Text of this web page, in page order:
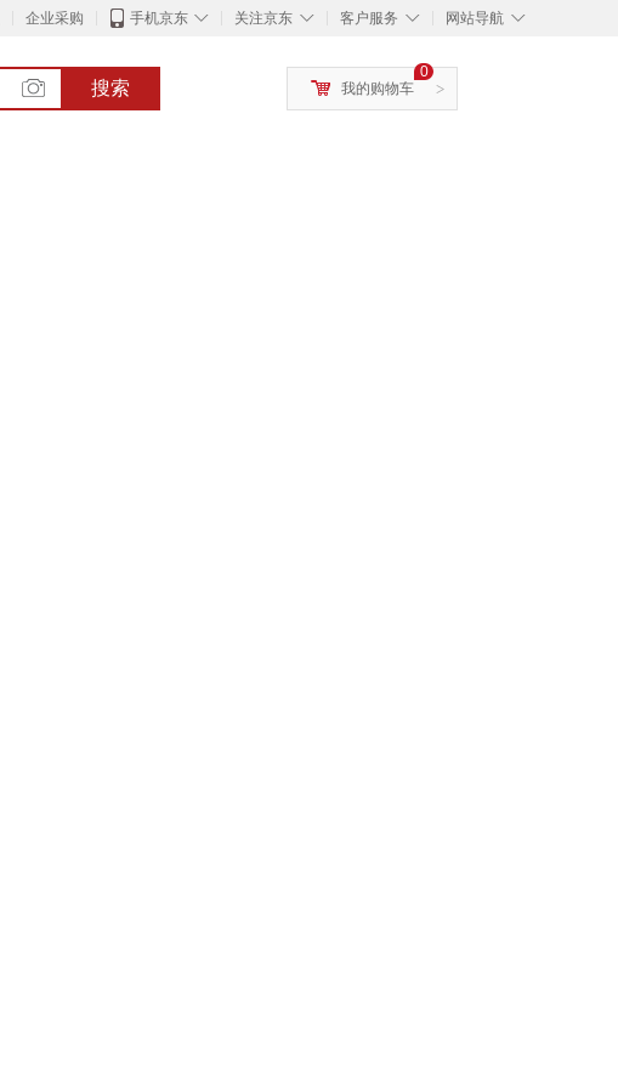
企业采购 ◇
手机京东 ◇
关注京东 ◇
客户服务 ◇
网站导航
搜索 >
0
我的购物车